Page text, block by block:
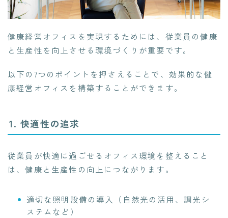
健康経営オフィスを実現するためには、従業員の健康
と生産性を向上させる環境づくりが重要です。
以下の7つのポイントを押さえることで、効果的な健
康経営オフィスを構築することができます。
1. 快適性の追求
従業員が快適に過ごせるオフィス環境を整えること
は、健康と生産性の向上につながります。
適切な照明設備の導入（自然光の活用、調光シ
ステムなど）